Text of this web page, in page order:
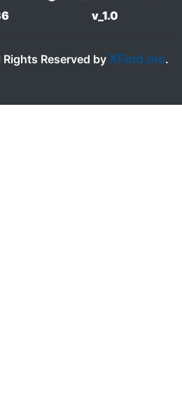
v_1.0
Reserved by XFind.inc.